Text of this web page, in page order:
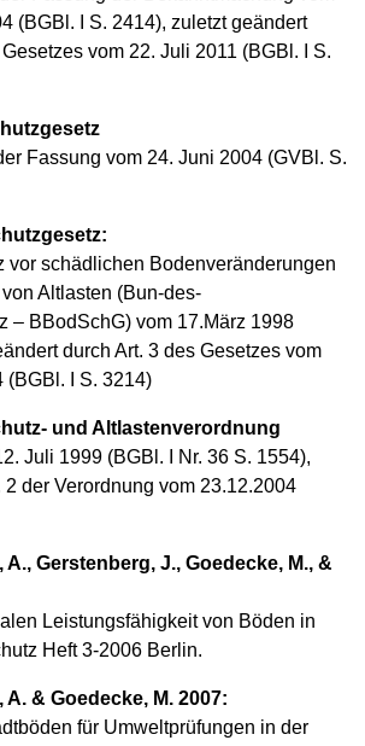
(BGBl. I S. 2414), zuletzt geändert
vom 22. Juli 2011 (BGBl. I S.
Fassung vom 24. Juni 2004 (GVBl. S.
vor schädlichen Bodenveränderungen
Altlasten (Bun-des-
– BBodSchG) vom 17.März 1998
durch Art. 3 des Gesetzes vom
(BGBl. I S. 3214)
und Altlastenverordnung
Juli 1999 (BGBl. I Nr. 36 S. 1554),
2 der Verordnung vom 23.12.2004
A., Gerstenberg, J., Goedecke, M., &
Leistungsfähigkeit von Böden in
Heft 3-2006 Berlin.
A. & Goedecke, M. 2007:
für Umweltprüfungen in der